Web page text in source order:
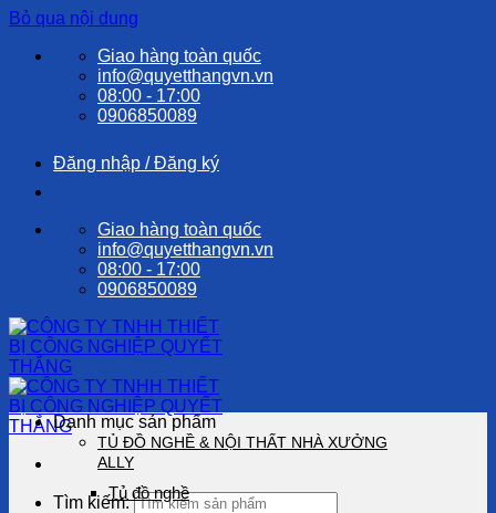
Bỏ qua nội dung
Giao hàng toàn quốc
info@quyetthangvn.vn
08:00 - 17:00
0906850089
Đăng nhập / Đăng ký
Giao hàng toàn quốc
info@quyetthangvn.vn
08:00 - 17:00
0906850089
Tìm kiếm:
Danh mục sản phẩm
TỦ ĐỒ NGHỀ & NỘI THẤT NHÀ XƯỞNG
ALLY
Tủ đồ nghề